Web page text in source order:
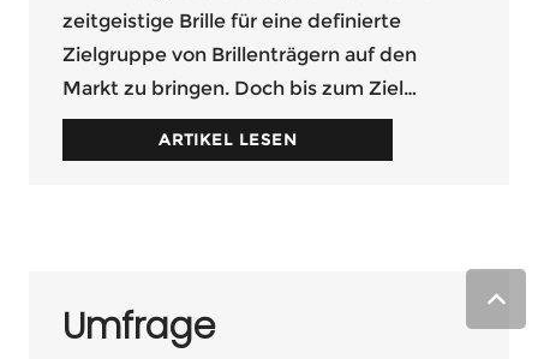
zeitgeistige Brille für eine definierte
Zielgruppe von Brillenträgern auf den
Markt zu bringen. Doch bis zum Ziel…
ARTIKEL LESEN
Umfrage